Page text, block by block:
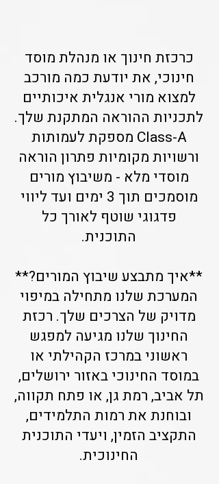
כרכזת חינוך או מנהלת מוסד
חינוכי, את יודעת כמה מורכב
למצוא מורי אנגלית איכותיים
לתכניות ההוראה המתקנת שלך.
Class-A מספקת לעמותות
ורשויות מקומיות פתרון הוראה
מוסדי מלא - משיבוץ מורים
מוסמכים תוך 3 ימים ועד ליווי
פדגוגי שוטף לאורך כל
התוכנית.
**איך מתבצע שיבוץ המורים?**
המערכת שלנו מתחילה במיפוי
מדויק של הצרכים שלך. רכזת
החינוך שלנו מגיעה למפגש
ראשוני במרכז הקהילתי או
במוסד החינוכי באזור ירושלים,
תל אביב, רמת גן, או פתח תקווה,
ובוחנת את רמות התלמידים,
התקציב הזמין, ויעדי התוכנית
החינוכית.